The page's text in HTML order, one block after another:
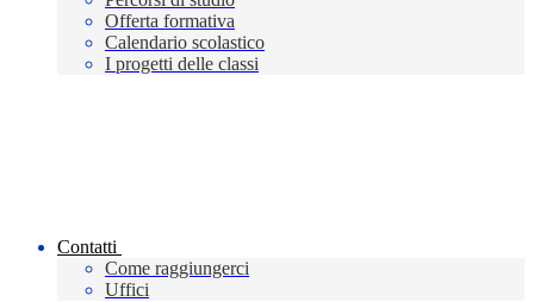
Offerta formativa
Calendario scolastico
I progetti delle classi
Contatti
Come raggiungerci
Uffici